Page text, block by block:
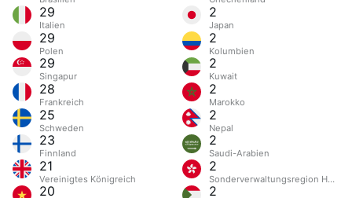
29
Italien
29
Polen
29
Singapur
28
Frankreich
25
Schweden
23
Finnland
21
Vereinigtes Königreich
20
2
Japan
2
Kolumbien
2
Kuwait
2
Marokko
2
Nepal
2
Saudi-Arabien
2
Sonderverwaltungsregion
2